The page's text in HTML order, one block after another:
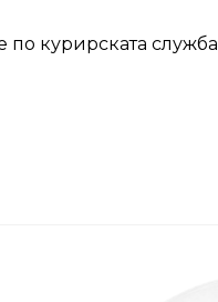
по курирската служба